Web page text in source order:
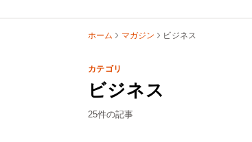
ホーム マガジン ビジネス
カテゴリ
ビジネス
25件の記事